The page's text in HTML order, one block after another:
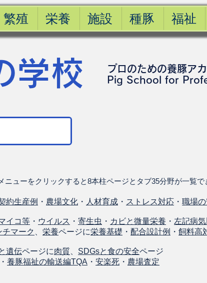
繁殖 栄養 施設 種豚 福祉
学校
プロのための養豚ア
​Pig School for
ニューをクリックすると8本柱ページとタブ35分野が一覧
約生産例 ・ 農場文化 ・ 人材育成 ・ ストレス対応 ・ 職場
イコ等 ・ ウイルス ・ 寄生虫 ・ カビと微量栄養 ・ 左記病
チマーク
栄養ページに栄養基礎 ・ 配合設計例 ・ 飼料高
遺伝ページに肉質 SDGsと食の安全ページ
養豚福祉の輸送編TQA ・ 安楽死 ・ 農場査定